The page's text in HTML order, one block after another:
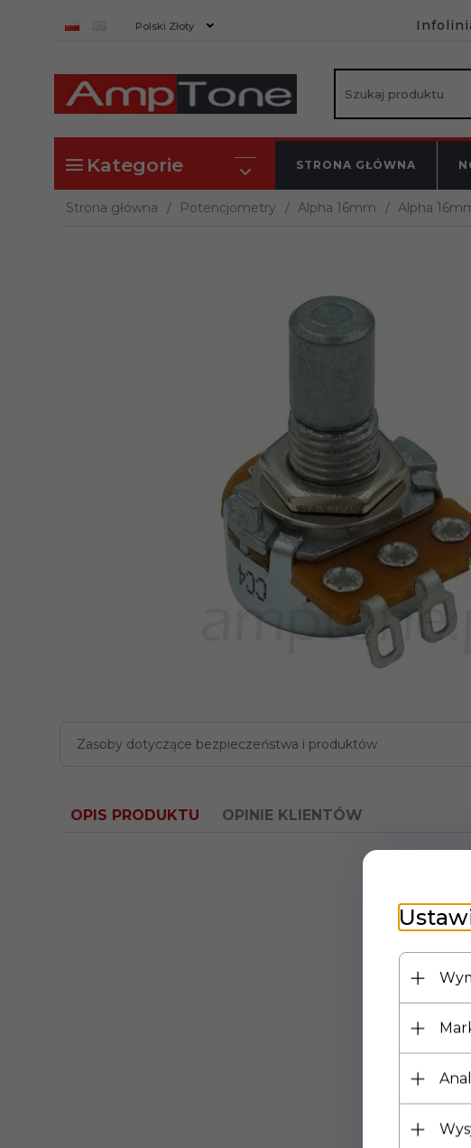
currency_h
Polski Złoty
Kategorie STRONA GŁÓWNA
Strona główna Potencjometry Alpha 16mm Alpha
Zasoby dotyczące bezpieczeństwa i produktów
OPIS PRODUKTU OPINIE KLIENTÓW